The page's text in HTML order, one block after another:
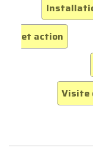
et action
Visite